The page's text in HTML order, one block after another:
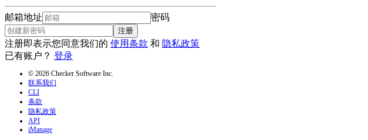
邮箱地址 密码
注册
注册即表示您同意我们的 使用条款 和 隐私政策
已有账户？ 登录
© 2026 Checker Software Inc.
联系我们
CLI
条款
隐私政策
API
iManage